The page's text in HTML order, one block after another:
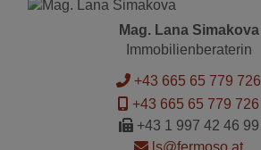
Mag. Lana Simakova
Immobilienberaterin
+43 665 65 779 726
+43 665 65 779 726
+43 1 997 42 46 99
ls@fermoso.at